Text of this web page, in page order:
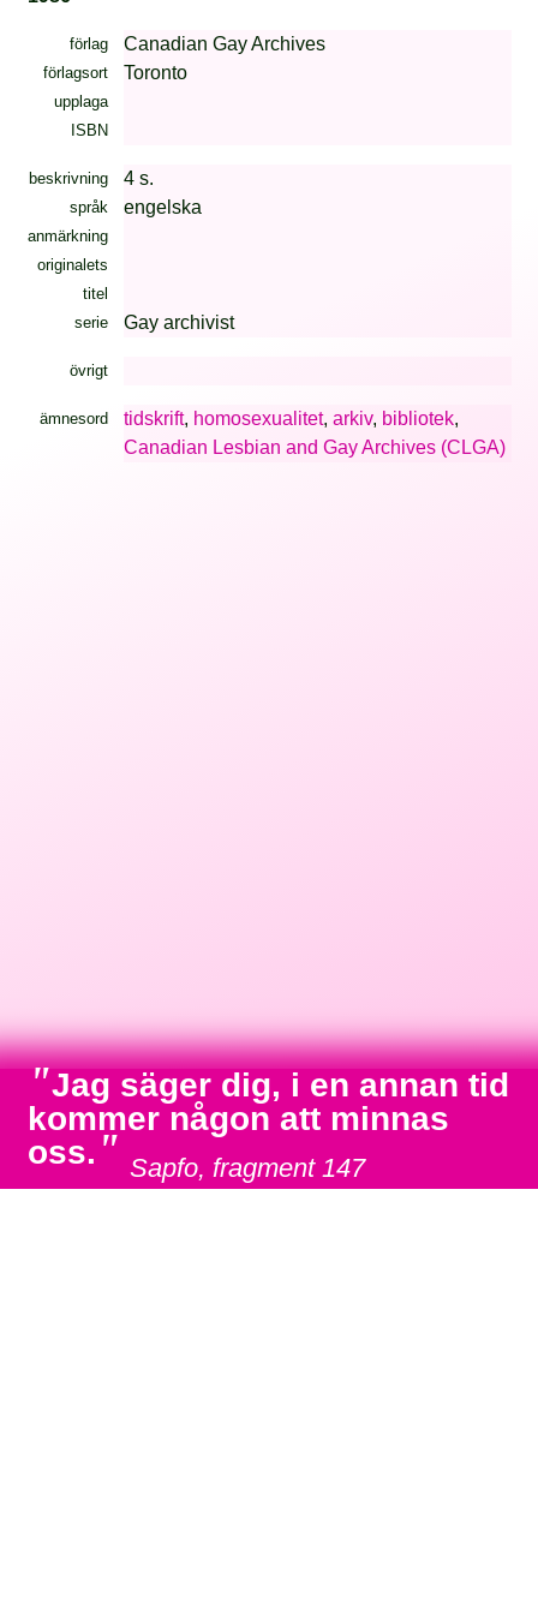
förlag Canadian Gay Archives
förlagsort Toronto
upplaga
ISBN
beskrivning 4 s.
språk engelska
anmärkning
originalets
titel
serie
Gay archivist
övrigt
ämnesord tidskrift, homosexualitet, arkiv, bibliotek,
Canadian Lesbian and Gay Archives (CLGA)
"Jag säger dig, i en annan tid
kommer någon att minnas
oss. " Sapfo, fragment 147